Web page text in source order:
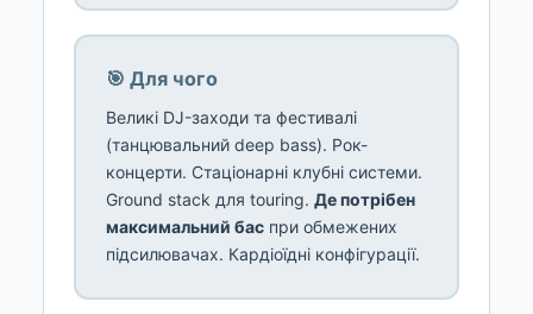
🎯 Для чого
Великі DJ-заходи та фестивалі
(танцювальний deep bass). Рок-
концерти. Стаціонарні клубні системи.
Ground stack для touring. Де потрібен
максимальний бас при обмежених
підсилювачах. Кардіоїдні конфігурації.